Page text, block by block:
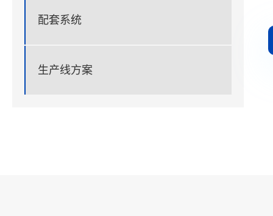
配套系统
生产线方案